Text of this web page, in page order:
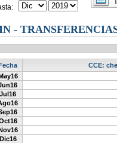
-
CCE:
Jul16
Dic16